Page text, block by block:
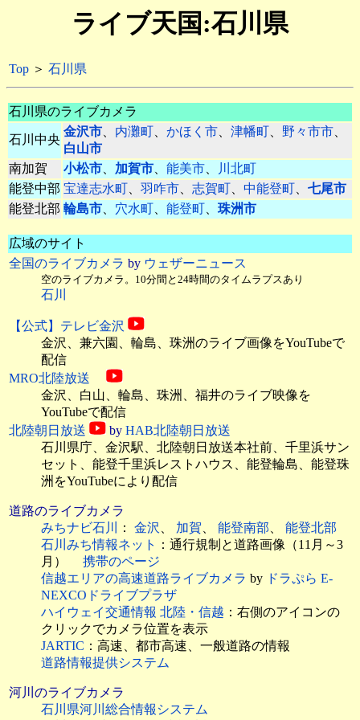
ライブ天国:石川県
Top ＞ 石川県
石川県のライブカメラ
石川中央
金沢市、 内灘町、 かほく市、 津幡町、 野々市市、
白山市
南加賀
小松市、 加賀市、 能美市、
川北町
能登中部 宝達志水町、 羽咋市、 志賀町、 中能登町、 七尾市
能登北部 輪島市、 穴水町、 能登町、 珠洲市
広域のサイト
全国のライブカメラ by ウェザーニュース
空のライブカメラ。10分間と24時間のタイムラプスあり
石川
【公式】テレビ金沢
金沢、兼六園、輪島、珠洲のライブ画像をYouTubeで
配信
MRO北陸放送
金沢、白山、輪島、珠洲、福井のライブ映像を
YouTubeで配信
北陸朝日放送
by HAB北陸朝日放送
石川県庁、金沢駅、北陸朝日放送本社前、千里浜サン
セット、能登千里浜レストハウス、能登輪島、能登珠
洲をYouTubeにより配信
道路のライブカメラ
みちナビ石川
： 金沢 、 加賀、 能登南部、 能登北部
石川みち情報ネット
：通行規制と道路画像（11月～3
月） 携帯のページ
信越エリアの高速道路ライブカメラ by ドラぷら E-
NEXCOドライブプラザ
ハイウェイ交通情報 北陸・信越 ：右側のアイコンの
クリックでカメラ位置を表示
JARTIC ：高速、都市高速、一般道路の情報
道路情報提供システム
河川のライブカメラ
石川県河川総合情報システム